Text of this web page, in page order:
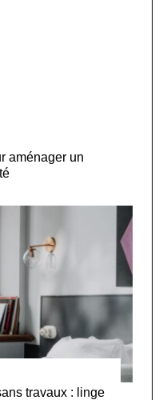
aménager un
travaux : linge